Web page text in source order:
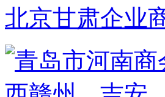
北京甘肃企业